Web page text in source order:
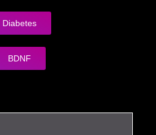
Diabetes
BDNF